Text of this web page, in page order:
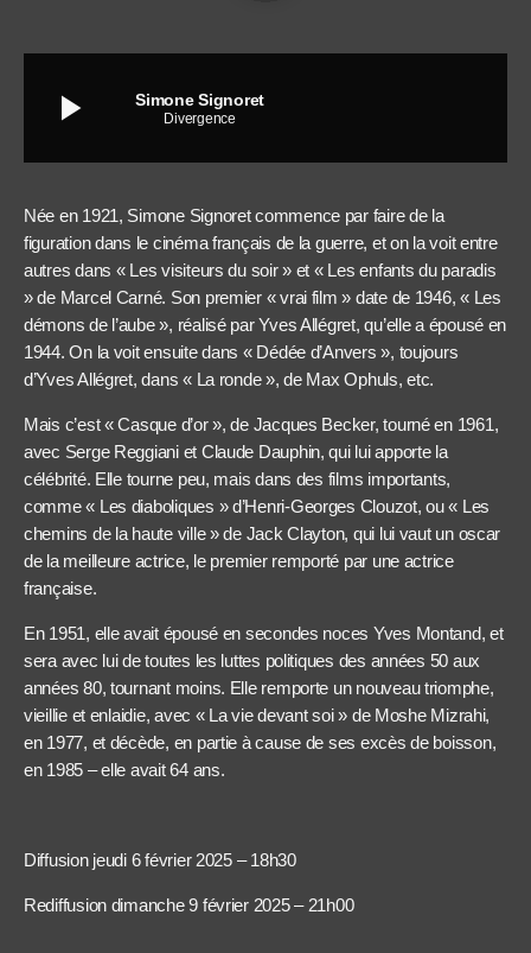
play_arrow Simone Signoret
Divergence
Née en 1921, Simone Signoret commence par faire de la
figuration dans le cinéma français de la guerre, et on la voit entre
autres dans « Les visiteurs du soir » et « Les enfants du paradis
» de Marcel Carné. Son premier « vrai film » date de 1946, « Les
démons de l’aube », réalisé par Yves Allégret, qu’elle a épousé en
1944. On la voit ensuite dans « Dédée d’Anvers », toujours
d’Yves Allégret, dans « La ronde », de Max Ophuls, etc.
Mais c’est « Casque d’or », de Jacques Becker, tourné en 1961,
avec Serge Reggiani et Claude Dauphin, qui lui apporte la
célébrité. Elle tourne peu, mais dans des films importants,
comme « Les diaboliques » d’Henri-Georges Clouzot, ou « Les
chemins de la haute ville » de Jack Clayton, qui lui vaut un oscar
de la meilleure actrice, le premier remporté par une actrice
française.
En 1951, elle avait épousé en secondes noces Yves Montand, et
sera avec lui de toutes les luttes politiques des années 50 aux
années 80, tournant moins. Elle remporte un nouveau triomphe,
vieillie et enlaidie, avec « La vie devant soi » de Moshe Mizrahi,
en 1977, et décède, en partie à cause de ses excès de boisson,
en 1985 – elle avait 64 ans.
Diffusion jeudi 6 février 2025 – 18h30
Rediffusion dimanche 9 février 2025 – 21h00